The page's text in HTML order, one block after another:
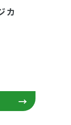
カ